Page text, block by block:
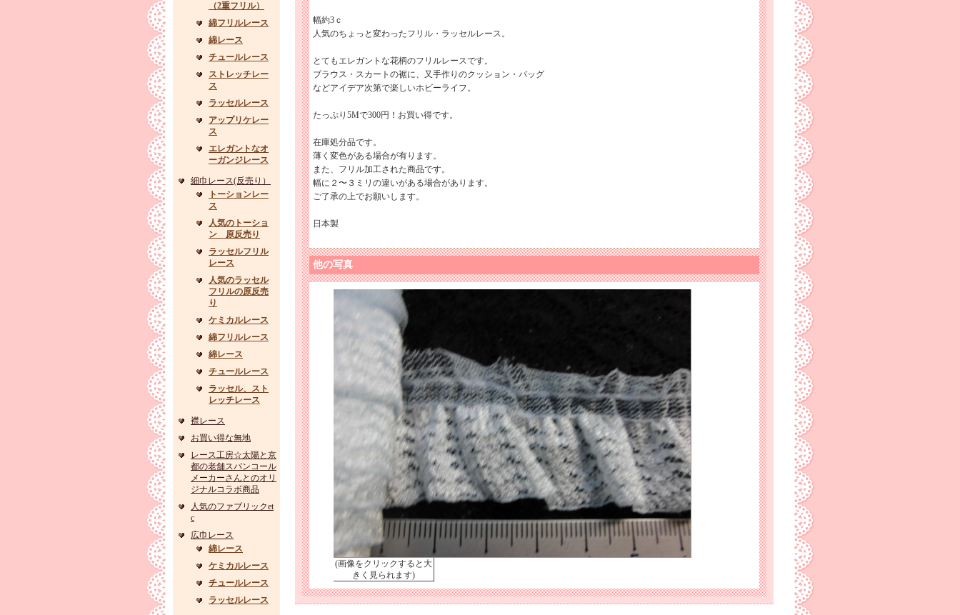
（2重フリル）
綿フリルレース
綿レース
チュールレース
ストレッチレー
ス
ラッセルレース
アップリケレー
ス
エレガントなオ
ーガンジレース
細巾レース(反売り）
トーションレー
ス
人気のトーショ
ン 原反売り
ラッセルフリル
レース
人気のラッセル
フリルの原反売
り
ケミカルレース
綿フリルレース
綿レース
チュールレース
ラッセル、スト
レッチレース
襟レース
お買い得な無地
レース工房☆太陽と京
都の老舗スパンコール
メーカーさんとのオリ
ジナルコラボ商品
人気のファブリックet
c
広巾レース
綿レース
ケミカルレース
チュールレース
ラッセルレース
幅約3ｃ
人気のちょっと変わったフリル・ラッセルレース。
とてもエレガントな花柄のフリルレースです。
ブラウス・スカートの裾に、又手作りのクッション・バッグ
などアイデア次第で楽しいホビーライフ。
たっぷり5Mで300円！お買い得です。
在庫処分品です。
薄く変色がある場合が有ります。
また、フリル加工された商品です。
幅に２〜３ミリの違いがある場合があります。
ご了承の上でお願いします。
日本製
他の写真
(画像をクリックすると大
きく見られます)